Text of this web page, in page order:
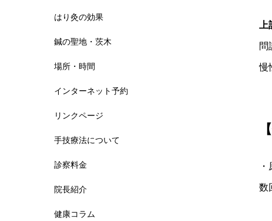
上
問
慢
数
はり灸の効果
鍼の聖地・茨木
場所・時間
インターネット予約
リンクページ
手技療法について
診察料金
院長紹介
健康コラム